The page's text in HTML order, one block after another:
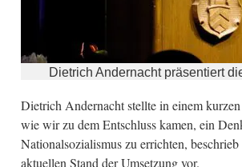
Dietrich Andernacht präsentiert
Dietrich Andernacht stellte in einem
wie wir zu dem Entschluss kamen, ein
Nationalsozialismus zu errichten,
aktuellen Stand der Umsetzung vor.